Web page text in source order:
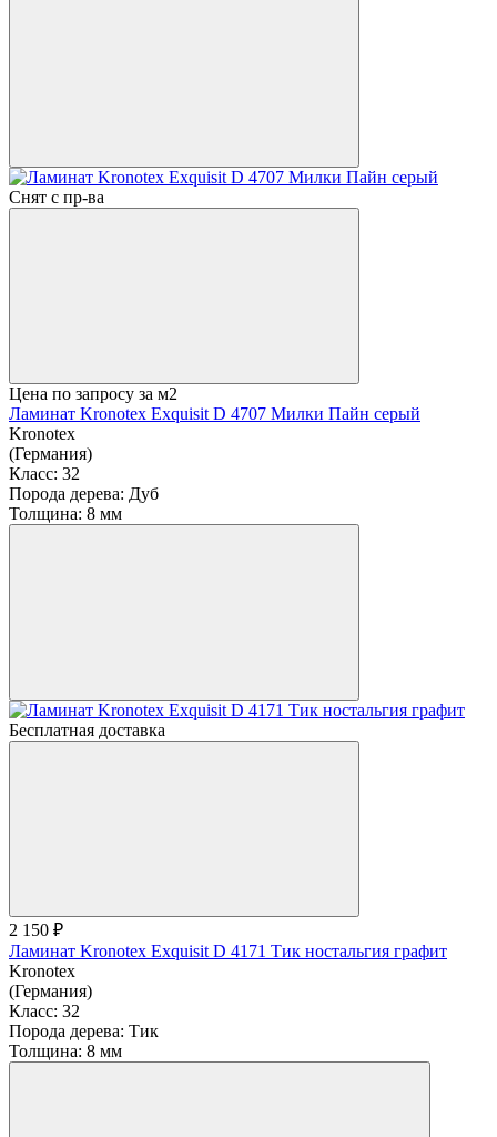
Снят с пр-ва
Цена по запросу за м2
Ламинат Kronotex Exquisit D 4707 Милки Пайн серый
Kronotex
(Германия)
Класс: 32
Порода дерева: Дуб
Толщина: 8 мм
Бесплатная доставка
2 150 ₽
Ламинат Kronotex Exquisit D 4171 Тик ностальгия графит
Kronotex
(Германия)
Класс: 32
Порода дерева: Тик
Толщина: 8 мм